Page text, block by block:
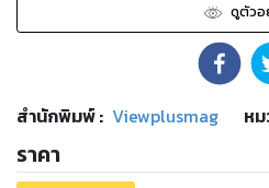
ดูตัวอ
สำนักพิมพ์: Viewplusmag ห
ราคา